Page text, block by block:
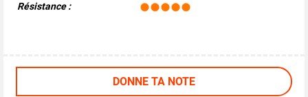
Résistance :
DONNE TA NOTE